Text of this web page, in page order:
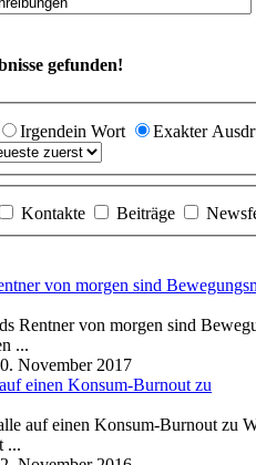
gefunden!
Irgendein Wort
Exakter
Kontakte Beiträge
von morgen sind
Rentner von morgen sind
...
November 2017
einen Konsum-Burnout zu
auf einen Konsum-Burnout zu
...